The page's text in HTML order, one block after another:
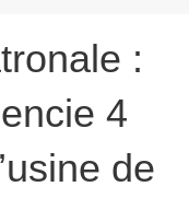
:
4
de